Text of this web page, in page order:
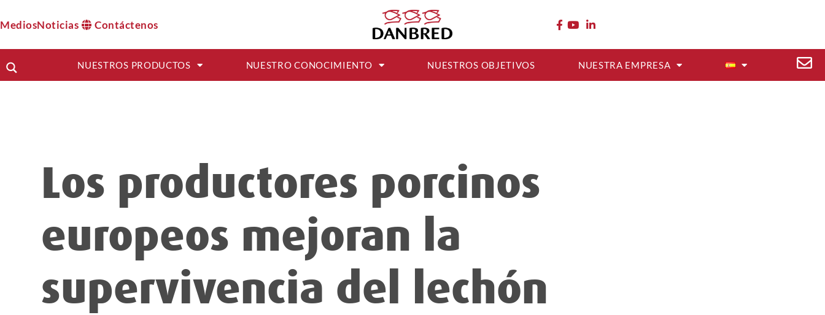
MediosNoticias Contáctenos
NUESTROS PRODUCTOS NUESTRO CONOCIMIENTO NUESTROS OBJETIVOS NUESTRA EMPRESA
Los productores porcinos
europeos mejoran la
supervivencia del lechón